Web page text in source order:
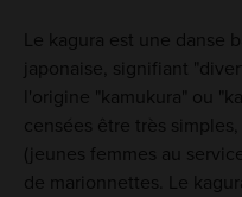
Le kagura est une danse
japonaise, signifiant
l'origine "kamukura" ou
censées être très
(jeunes femmes au
de marionnettes. Le